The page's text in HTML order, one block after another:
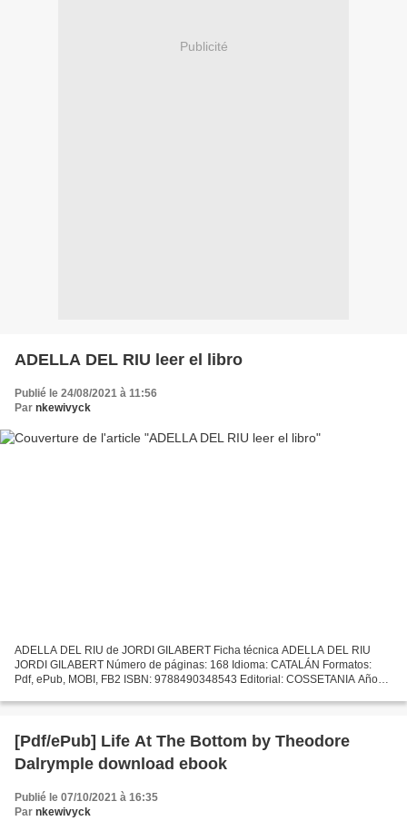
Publicité
ADELLA DEL RIU leer el libro
Publié le 24/08/2021 à 11:56
Par nkewivyck
ADELLA DEL RIU de JORDI GILABERT Ficha técnica ADELLA DEL RIU
JORDI GILABERT Número de páginas: 168 Idioma: CATALÁN Formatos:
Pdf, ePub, MOBI, FB2 ISBN: 9788490348543 Editorial: COSSETANIA Año
[Pdf/ePub] Life At The Bottom by Theodore
Dalrymple download ebook
Publié le 07/10/2021 à 16:35
Par nkewivyck